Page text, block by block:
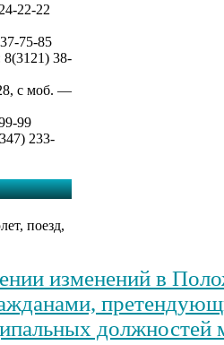
22-22
75-85
38-
с моб. —
99
233-
поезд,
изменений в
должностей